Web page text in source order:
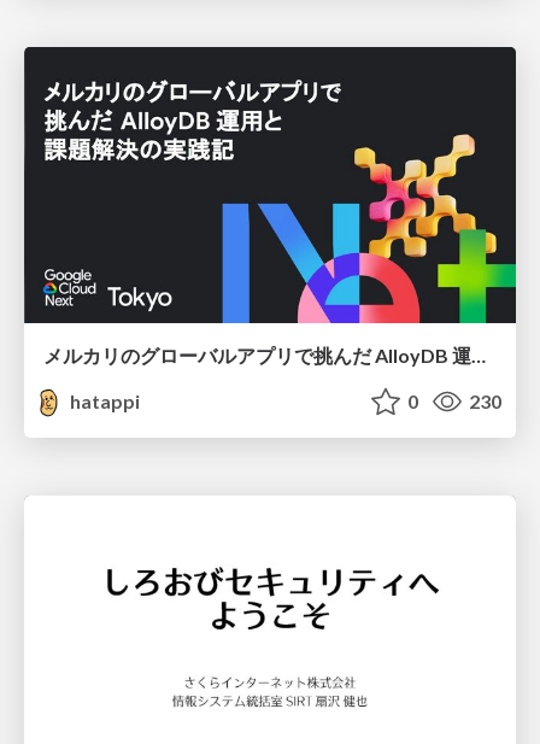
メルカリのグローバルアプリで挑んだ AlloyDB 運用と課題解決の実践記
hatappi
0 230